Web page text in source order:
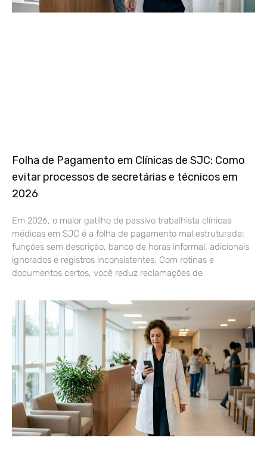
Folha de Pagamento em Clínicas de SJC: Como
evitar processos de secretárias e técnicos em
2026
Em 2026, o maior gatilho de passivo trabalhista clínicas
médicas em SJC é a folha de pagamento mal estruturada:
funções sem descrição, banco de horas informal, adicionais
ignorados e registros inconsistentes. Com rotinas e
documentos certos, você reduz reclamações de